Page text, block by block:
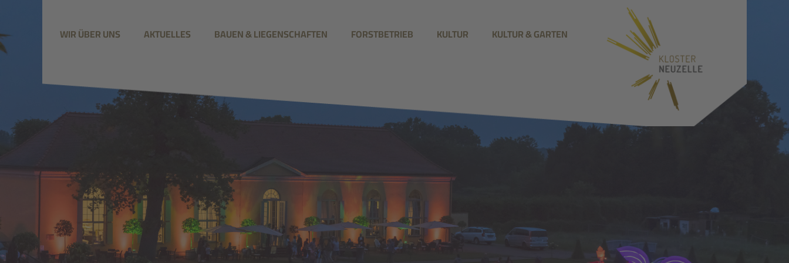
WIR ÜBER UNS AKTUELLES BAUEN & LIEGENSCHAFTEN FORSTBETRIEB KULTUR KULTUR & GARTEN